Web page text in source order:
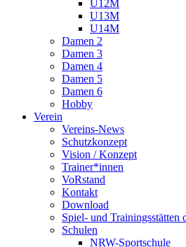
U12M
U13M
U14M
Damen 2
Damen 3
Damen 4
Damen 5
Damen 6
Hobby
Verein
Vereins-News
Schutzkonzept
Vision / Konzept
Trainer*innen
VoRstand
Kontakt
Download
Spiel- und Trainingsstätten
Schulen
NRW-Sportschule